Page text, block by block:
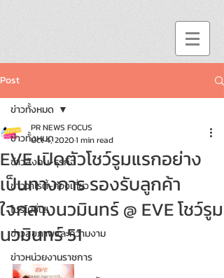
Post
ข่าวทั้งหมด
ข่าวสังคม-ธุรกิจ
ข่าววาไรตี้-ท่องเที่ยว
โปรโมชั่น!!
ข่าวสุขภาพและความงาม
ข่าวหน่วยงานราชการ
ข่าวทั้งหมด
EVE เปิดตัวโชว์รูมแรกอย่าง
เป็นทางการ รองรับลูกค้า
ใจกลางนวมินทร์ @ EVE โชว์รูม
นวมินทร์ 51
PR NEWS FOCUS
Oct 4, 20201 min read